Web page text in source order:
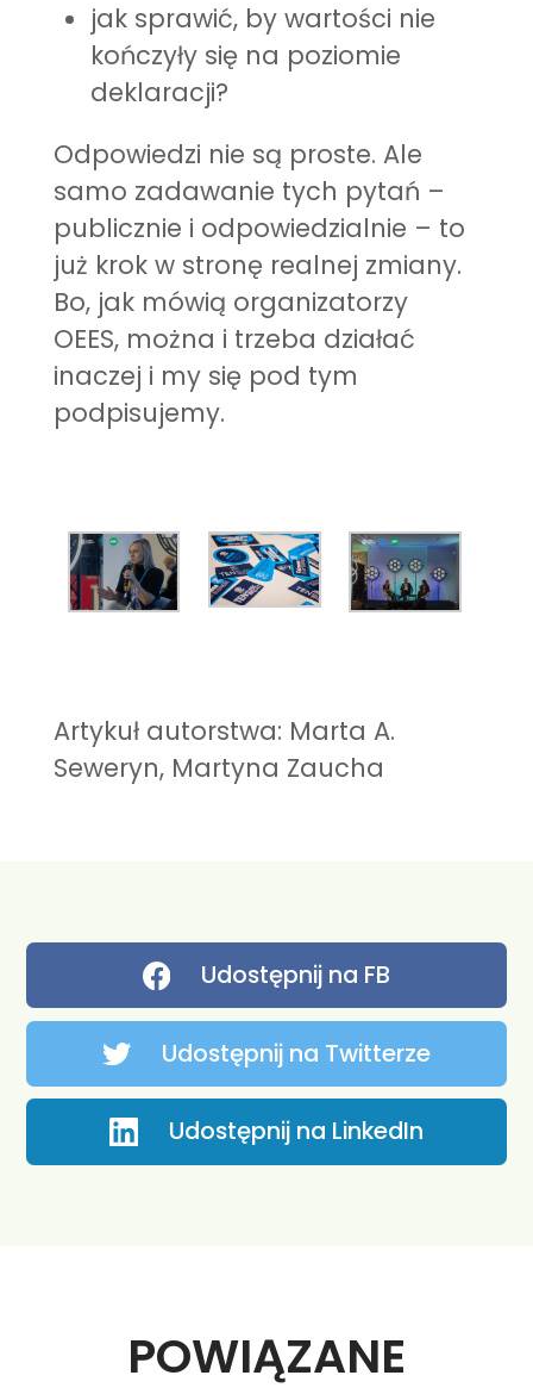
jak sprawić, by wartości nie
kończyły się na poziomie
deklaracji?
Odpowiedzi nie są proste. Ale
samo zadawanie tych pytań –
publicznie i odpowiedzialnie – to
już krok w stronę realnej zmiany.
Bo, jak mówią organizatorzy
OEES, można i trzeba działać
inaczej i my się pod tym
podpisujemy.
Artykuł autorstwa: Marta A.
Seweryn, Martyna Zaucha
Udostępnij na FB
Udostępnij na Twitterze
Udostępnij na LinkedIn
POWIĄZANE